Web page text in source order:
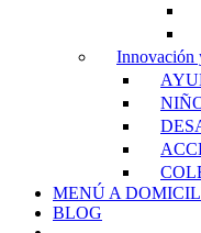
Innovación
MENÚ A
BLOG